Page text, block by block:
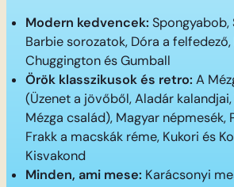
Modern kedvencek: Spongyabob,
Barbie sorozatok, Dóra a felfedező,
Chuggington és Gumball
Örök klasszikusok és retro: A
(Üzenet a jövőből, Aladár
Mézga család), Magyar népmesék,
Frakk a macskák réme, Kukori és
Kisvakond
Minden, ami mese: Karácsonyi